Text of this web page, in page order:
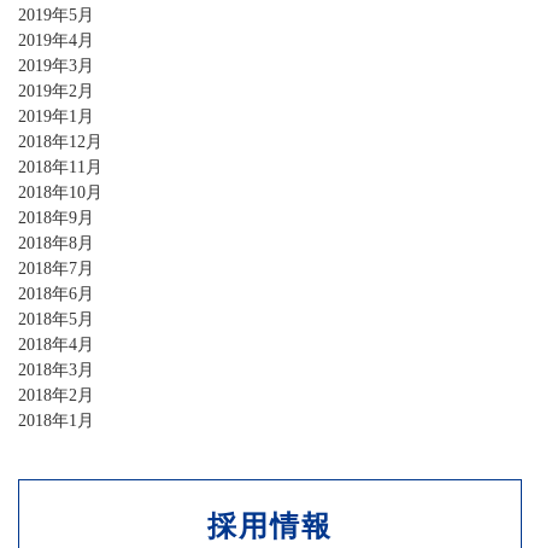
2019年5月
2019年4月
2019年3月
2019年2月
2019年1月
2018年12月
2018年11月
2018年10月
2018年9月
2018年8月
2018年7月
2018年6月
2018年5月
2018年4月
2018年3月
2018年2月
2018年1月
採用情報